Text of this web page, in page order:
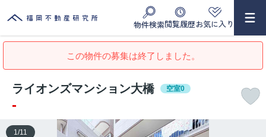
物件検索閲覧履歴お気に入り
この物件の募集は終了しました。
ライオンズマンション大橋 空室0
-
1 /11